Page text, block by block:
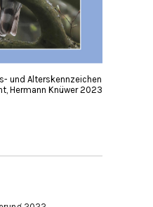
und Alterskennzeichen
Hermann Knüwer 2023